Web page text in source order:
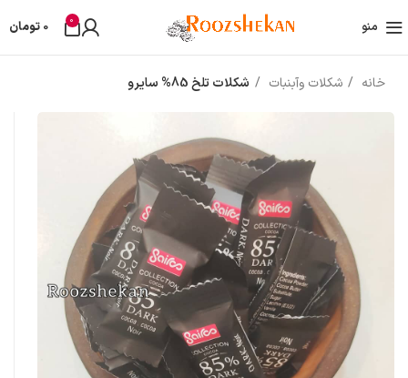
منو 0
0 تومان
خانه شکلات وآبنبات شکلات تلخ 85% سایرو